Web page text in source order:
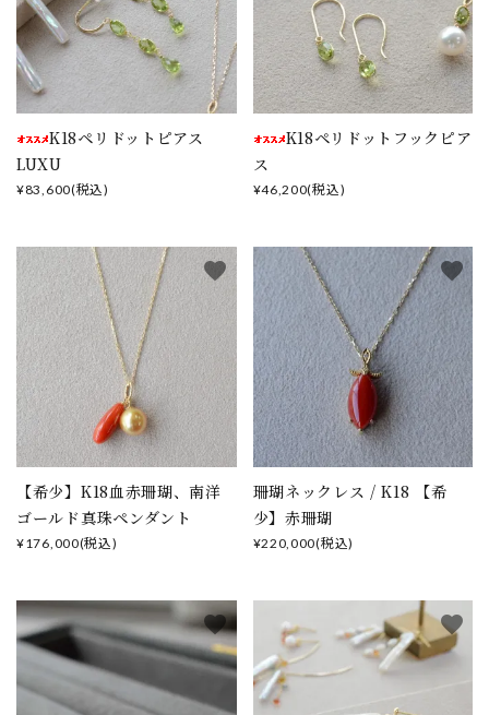
K18ペリドットピアス
LUXU
¥83,600(税込)
K18ペリドットフックピア
ス
¥46,200(税込)
【希少】K18血赤珊瑚、南洋
ゴールド真珠ペンダント
¥176,000(税込)
favorite
珊瑚ネックレス / K18 【希
少】赤珊瑚
¥220,000(税込)
favorite
favorite favorite
キーワード
カテゴリー
検索する